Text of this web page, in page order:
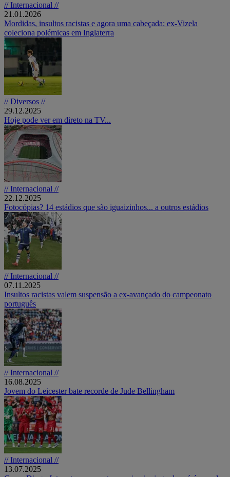
// Internacional //
21.01.2026
Mordidas, insultos racistas e agora uma cabeçada: ex-Vizela
coleciona polémicas em Inglaterra
// Diversos //
29.12.2025
Hoje pode ver em direto na TV...
// Internacional //
22.12.2025
Fotocópias? 14 estádios que são iguaizinhos... a outros estádios
// Internacional //
07.11.2025
Insultos racistas valem suspensão a ex-avançado do campeonato
português
// Internacional //
16.08.2025
Jovem do Leicester bate recorde de Jude Bellingham
// Internacional //
13.07.2025